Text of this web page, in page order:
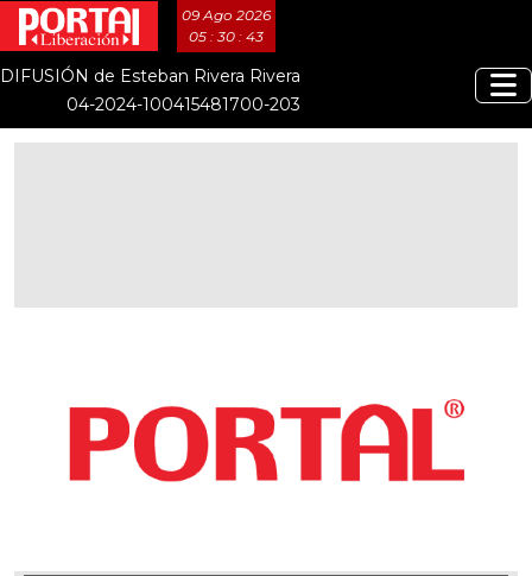
09 Ago 2026
05 : 30 : 43
DIFUSIÓN de Esteban Rivera Rivera
04-2024-100415481700-203